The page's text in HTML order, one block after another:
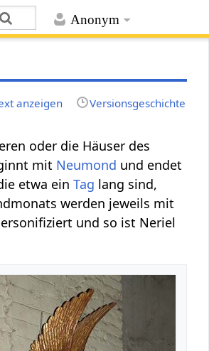
Anonym
anzeigen Versionsgeschichte
oder die Häuser des
mit Neumond und endet
etwa einTag lang sind,
werden jeweils mit
und so ist Neriel